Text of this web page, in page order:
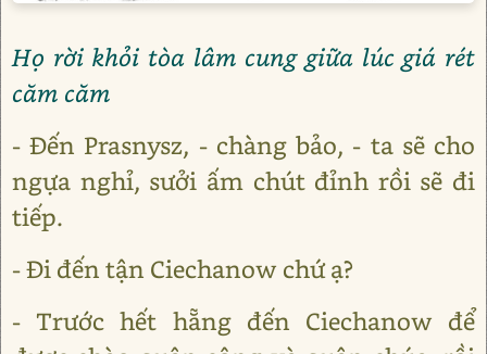
Họ rời khỏi tòa lâm cung giữa lúc giá rét
căm căm
- Đến Prasnysz, - chàng bảo, - ta sẽ cho
ngựa nghỉ, sưởi ấm chút đỉnh rồi sẽ đi
tiếp.
- Đi đến tận Ciechanow chứ ạ?
- Trước hết hẵng đến Ciechanow để